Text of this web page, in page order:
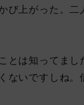
上がった。二
とは知ってまし
ないですしね。